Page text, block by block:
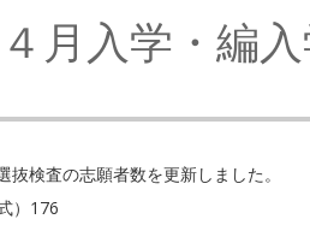
４月入学・編
検査の志願者数を更新しました。
）176